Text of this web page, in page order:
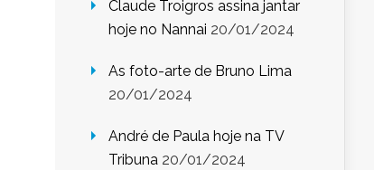
Claude Troigros assina jantar
hoje no Nannai 20/01/2024
As foto-arte de Bruno Lima
20/01/2024
André de Paula hoje na TV
Tribuna 20/01/2024